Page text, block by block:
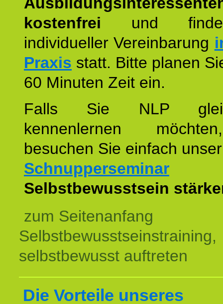
kostenfrei und
individueller Vereinbarung
Praxis statt. Bitte planen
60 Minuten Zeit ein.
Falls Sie NLP
kennenlernen
besuchen Sie einfach unser
Schnupperseminar
Selbstbewusstsein
zum Seitenanfang
Selbstbewusstseinstraining,
selbstbewusst auftreten
Die Vorteile unseres